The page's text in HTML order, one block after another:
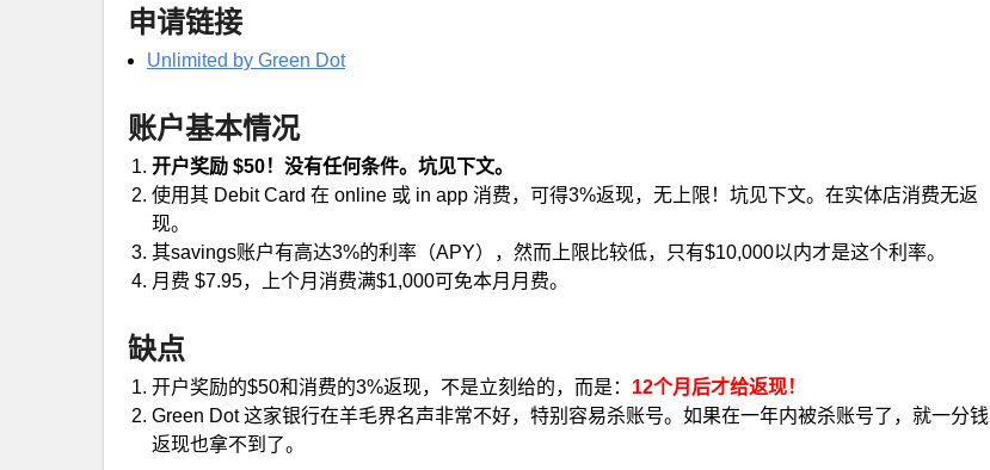
申请链接
Unlimited by Green Dot
账户基本情况
开户奖励 $50！没有任何条件。坑见下文。
使用其 Debit Card 在 online 或 in app 消费，可得3%返现，无上限！坑见下文。在实体店消费无返
现。
其savings账户有高达3%的利率（APY），然而上限比较低，只有$10,000以内才是这个利率。
月费 $7.95，上个月消费满$1,000可免本月月费。
缺点
开户奖励的$50和消费的3%返现，不是立刻给的，而是： 12个月后才给返现！
Green Dot 这家银行在羊毛界名声非常不好，特别容易杀账号。如果在一年内被杀账号了，就一分钱
返现也拿不到了。